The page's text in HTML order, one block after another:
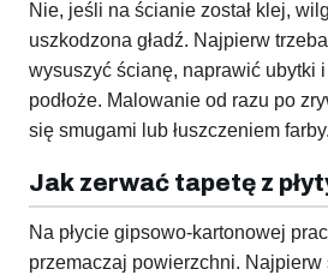
Nie, jeśli na ścianie został klej,
uszkodzona gładź. Najpierw
wysuszyć ścianę, naprawić ubytki
podłoże. Malowanie od razu po
się smugami lub łuszczeniem farby.
Jak zerwać tapetę z
Na płycie gipsowo-kartonowej
przemaczaj powierzchni. Najpierw